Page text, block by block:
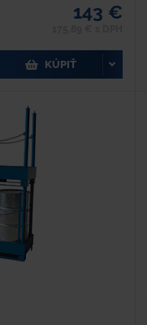
143 €
KÚPIŤ